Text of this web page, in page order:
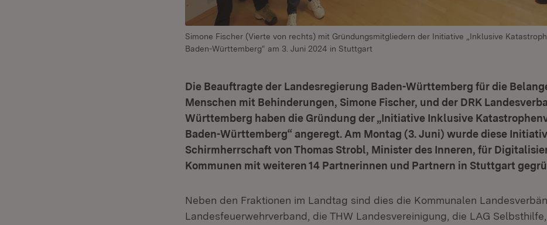
Simone Fischer (Vierte von rechts) mit Gründungsmitgliedern der Initiative „Inklusive
Baden-Württemberg“ am 3. Juni 2024 in Stuttgart
Die Beauftragte der Landesregierung Baden-Württemberg für die
Menschen mit Behinderungen, Simone Fischer, und der DRK
Württemberg haben die Gründung der „Initiative Inklusive
Baden-Württemberg“ angeregt. Am Montag (3. Juni) wurde diese
Schirmherrschaft von Thomas Strobl, Minister des Inneren, für
Kommunen mit weiteren 14 Partnerinnen und Partnern in Stuttgart
Neben den Fraktionen im Landtag sind dies die Kommunalen
Landesfeuerwehrverband, die THW Landesvereinigung, die LAG